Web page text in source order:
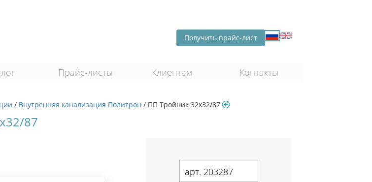
Получить прайс-лист
Прайс-листы Клиентам Контакты
/ Внутренняя канализация Политрон / ПП Тройник 32х32/87
87
арт. 203287